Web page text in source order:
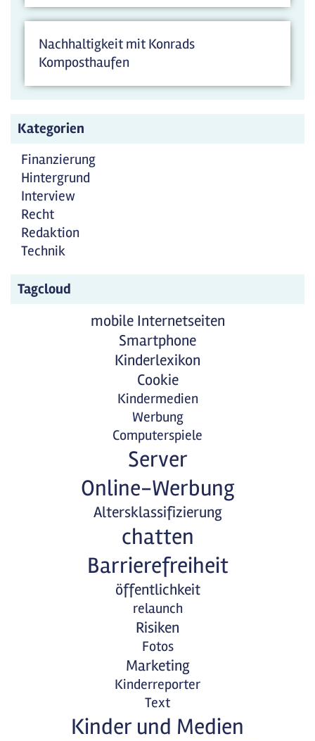
Nachhaltigkeit mit Konrads
Komposthaufen
Kategorien
Finanzierung
Hintergrund
Interview
Recht
Redaktion
Technik
Tagcloud
mobile Internetseiten
Smartphone
Kinderlexikon
Cookie
Kindermedien
Werbung
Computerspiele
Server
Online-Werbung
Altersklassifizierung
chatten
Barrierefreiheit
öffentlichkeit
relaunch
Risiken
Fotos
Marketing
Kinderreporter
Text
Kinder und Medien